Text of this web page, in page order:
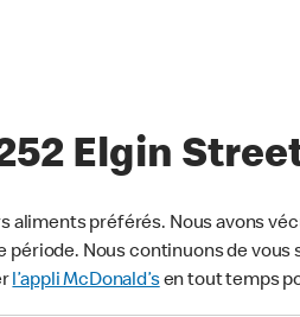
Elgin
aliments préférés. Nous avons
Nous continuons de
l’appli McDonald’sen tout temps